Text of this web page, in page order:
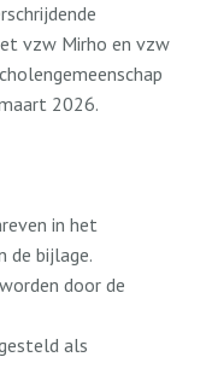
vzw Mirho en vzw
2026.
in het
de bijlage.
door de
als